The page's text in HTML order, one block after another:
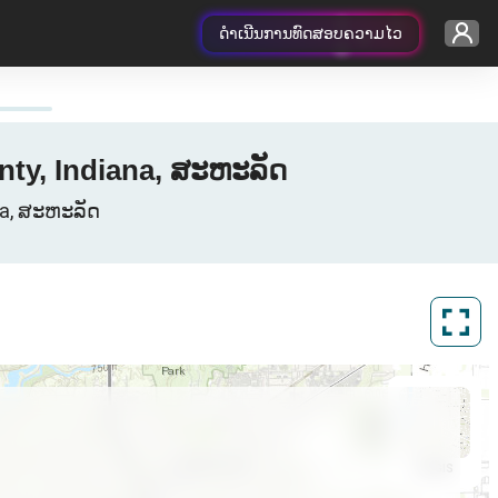
ດຳເນີນການທົດສອບຄວາມໄວ
Indiana, ສະຫະລັດ
ສະຫະລັດ